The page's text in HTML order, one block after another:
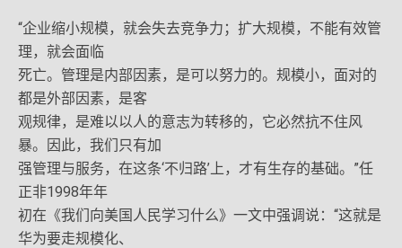
“企业缩小规模，就会失去竞争力；扩大规模，不能有效管
理，就会面临
死亡。管理是内部因素，是可以努力的。规模小，面对的
都是外部因素，是客
观规律，是难以以人的意志为转移的，它必然抗不住风
暴。因此，我们只有加
强管理与服务，在这条‘不归路’上，才有生存的基础。”任
正非1998年年
初在《我们向美国人民学习什么》一文中强调说：“这就是
华为要走规模化、